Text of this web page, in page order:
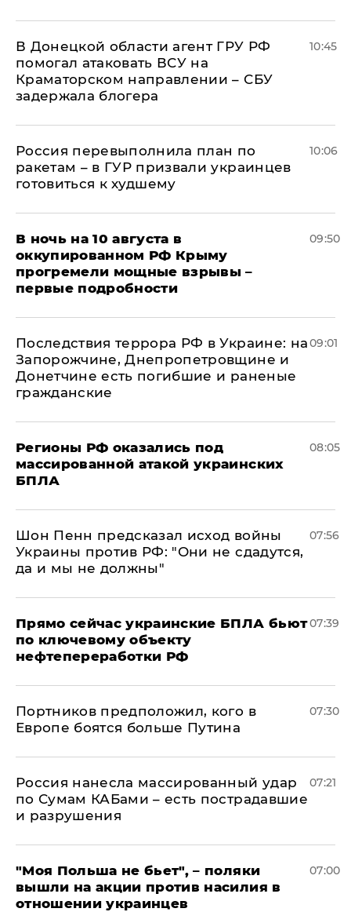
В Донецкой области агент ГРУ РФ
помогал атаковать ВСУ на
Краматорском направлении – СБУ
задержала блогера
10:45
Россия перевыполнила план по
ракетам – в ГУР призвали украинцев
готовиться к худшему
10:06
В ночь на 10 августа в
оккупированном РФ Крыму
прогремели мощные взрывы –
первые подробности
09:50
Последствия террора РФ в Украине: на
Запорожчине, Днепропетровщине и
Донетчине есть погибшие и раненые
гражданские
09:01
Регионы РФ оказались под
массированной атакой украинских
БПЛА
08:05
Шон Пенн предсказал исход войны
Украины против РФ: "Они не сдадутся,
да и мы не должны"
07:56
Прямо сейчас украинские БПЛА бьют
по ключевому объекту
нефтепереработки РФ
07:39
Портников предположил, кого в
Европе боятся больше Путина
07:30
Россия нанесла массированный удар
по Сумам КАБами – есть пострадавшие
и разрушения
07:21
"Моя Польша не бьет", – поляки
вышли на акции против насилия в
отношении украинцев
07:00